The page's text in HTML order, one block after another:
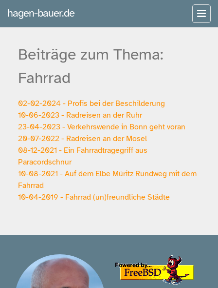
hagen-bauer.de
Beiträge zum Thema:
Fahrrad
02-02-2024 - Profis bei der Beschilderung
10-06-2023 - Radreisen an der Ruhr
23-04-2023 - Verkehrswende in Bonn geht voran
20-07-2022 - Radreisen an der Mosel
08-12-2021 - Ein Fahrradtragegriff aus
Paracordschnur
10-08-2021 - Auf dem Elbe Müritz Rundweg mit dem
Fahrrad
10-04-2019 - Fahrrad (un)freundliche Städte